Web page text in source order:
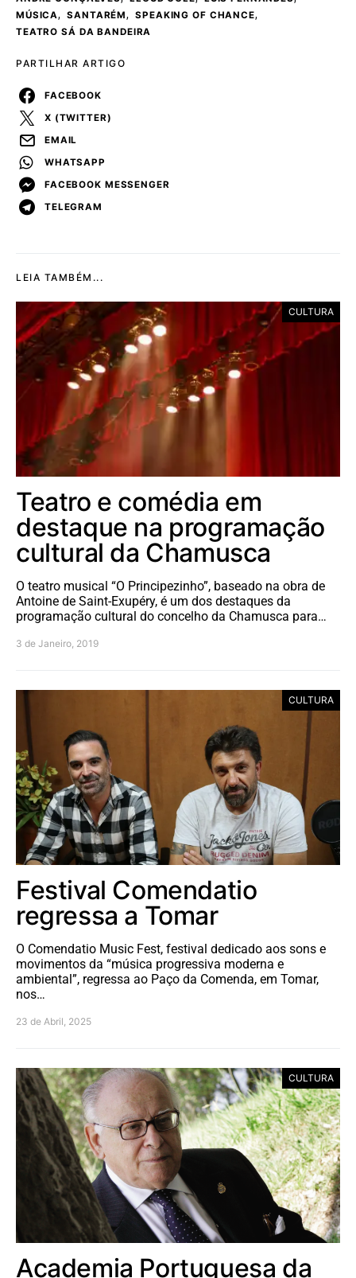
MÚSICA, SANTARÉM, SPEAKING OF CHANCE,
TEATRO SÁ DA BANDEIRA
PARTILHAR ARTIGO
FACEBOOK
X (TWITTER)
EMAIL
WHATSAPP
FACEBOOK MESSENGER
TELEGRAM
LEIA TAMBÉM...
CULTURA
Teatro e comédia em
destaque na programação
cultural da Chamusca
O teatro musical “O Principezinho”, baseado na obra de
Antoine de Saint-Exupéry, é um dos destaques da
programação cultural do concelho da Chamusca para…
3 de Janeiro, 2019
CULTURA
Festival Comendatio
regressa a Tomar
O Comendatio Music Fest, festival dedicado aos sons e
movimentos da “música progressiva moderna e
ambiental”, regressa ao Paço da Comenda, em Tomar,
nos…
23 de Abril, 2025
CULTURA
Academia Portuguesa da